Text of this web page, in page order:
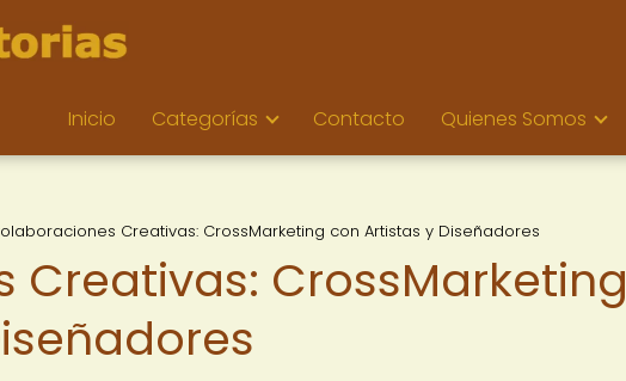
Inicio Categorías Contacto Quienes Somos
Creativas: CrossMarketing con Artistas y Diseñadores
Creativas: CrossMarketing